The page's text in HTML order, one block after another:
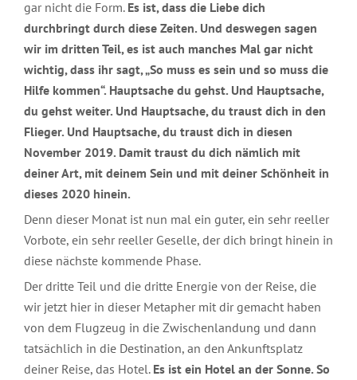
gar nicht die Form. Es ist, dass die Liebe dich
durchbringt durch diese Zeiten. Und deswegen sagen
wir im dritten Teil, es ist auch manches Mal gar nicht
wichtig, dass ihr sagt, „So muss es sein und so muss die
Hilfe kommen“. Hauptsache du gehst. Und Hauptsache,
du gehst weiter. Und Hauptsache, du traust dich in den
Flieger. Und Hauptsache, du traust dich in diesen
November 2019. Damit traust du dich nämlich mit
deiner Art, mit deinem Sein und mit deiner Schönheit in
dieses 2020 hinein.
Denn dieser Monat ist nun mal ein guter, ein sehr reeller
Vorbote, ein sehr reeller Geselle, der dich bringt hinein in
diese nächste kommende Phase.
Der dritte Teil und die dritte Energie von der Reise, die
wir jetzt hier in dieser Metapher mit dir gemacht haben
von dem Flugzeug in die Zwischenlandung und dann
tatsächlich in die Destination, an den Ankunftsplatz
deiner Reise, das Hotel. Es ist ein Hotel an der Sonne. So